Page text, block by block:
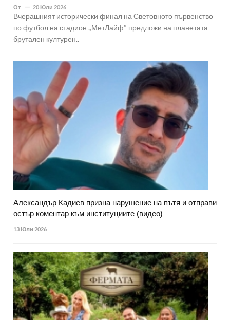
От 20 Юли 2026
Вчерашният исторически финал на Световното първенство
по футбол на стадион „МетЛайф“ предложи на планетата
брутален културен..
Александър Кадиев призна нарушение на пътя и отправи
остър коментар към институциите (видео)
13 Юли 2026